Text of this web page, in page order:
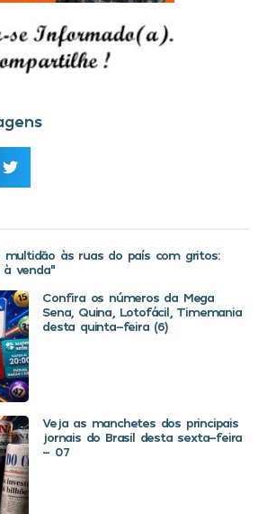
multidão às ruas do país com gritos:
venda”
Confira os números da Mega
Sena, Quina, Lotofácil, Timemania
desta quinta-feira (6)
Veja as manchetes dos principais
jornais do Brasil desta sexta-feira
– 07